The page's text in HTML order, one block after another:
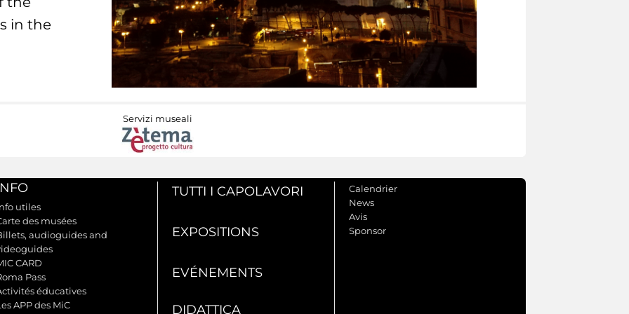
in the
Servizi museali
utiles
des musées
audioguides and
CARD
Pass
éducatives
APP des MiC
TUTTI I CAPOLAVORI
EXPOSITIONS
EVÉNEMENTS
DIDATTICA
Calendrier
News
Avis
Sponsor